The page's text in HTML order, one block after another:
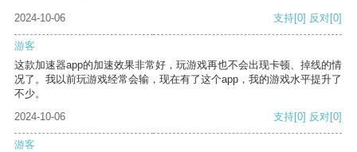
2024-10-06
支持[0] 反对[0]
游客
这款加速器app的加速效果非常好，玩游戏再也不会出现卡顿、掉线的情
况了。我以前玩游戏经常会输，现在有了这个app，我的游戏水平提升了
不少。
2024-10-06
支持[0] 反对[0]
游客